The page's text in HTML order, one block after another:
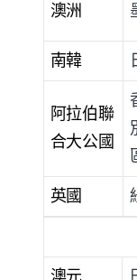
澳洲
南韓
阿拉伯聯
合大公國
英國
澳元